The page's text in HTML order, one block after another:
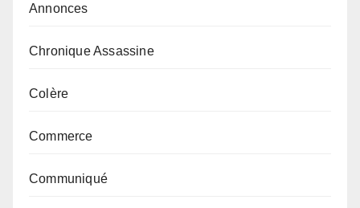
Annonces
Chronique Assassine
Colère
Commerce
Communiqué